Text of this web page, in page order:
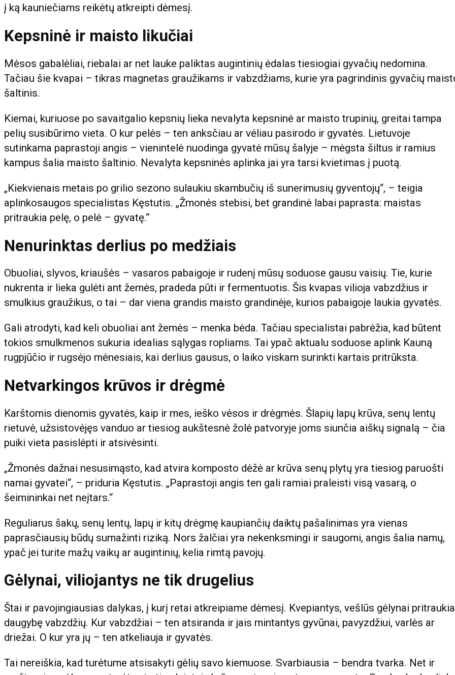
į ką kauniečiams reikėtų atkreipti dėmesį.
Kepsninė ir maisto likučiai
Mėsos gabalėliai, riebalai ar net lauke paliktas augintinių ėdalas tiesiogiai gyvačių nedomina.
Tačiau šie kvapai – tikras magnetas graužikams ir vabzdžiams, kurie yra pagrindinis gyvačių
šaltinis.
Kiemai, kuriuose po savaitgalio kepsnių lieka nevalyta kepsninė ar maisto trupinių, greitai tampa
pelių susibūrimo vieta. O kur pelės – ten anksčiau ar vėliau pasirodo ir gyvatės. Lietuvoje
sutinkama paprastoji angis – vienintelė nuodinga gyvatė mūsų šalyje – mėgsta šiltus ir ramius
kampus šalia maisto šaltinio. Nevalyta kepsninės aplinka jai yra tarsi kvietimas į puotą.
„Kiekvienais metais po grilio sezono sulaukiu skambučių iš sunerimusių gyventojų“, – teigia
aplinkosaugos specialistas Kęstutis. „Žmonės stebisi, bet grandinė labai paprasta: maistas
pritraukia pelę, o pelė – gyvatę.“
Nenurinktas derlius po medžiais
Obuoliai, slyvos, kriaušės – vasaros pabaigoje ir rudenį mūsų soduose gausu vaisių. Tie, kurie
nukrenta ir lieka gulėti ant žemės, pradeda pūti ir fermentuotis. Šis kvapas vilioja vabzdžius ir
smulkius graužikus, o tai – dar viena grandis maisto grandinėje, kurios pabaigoje laukia gyvatės.
Gali atrodyti, kad keli obuoliai ant žemės – menka bėda. Tačiau specialistai pabrėžia, kad būtent
tokios smulkmenos sukuria idealias sąlygas ropliams. Tai ypač aktualu soduose aplink Kauną
rugpjūčio ir rugsėjo mėnesiais, kai derlius gausus, o laiko viskam surinkti kartais pritrūksta.
Netvarkingos krūvos ir drėgmė
Karštomis dienomis gyvatės, kaip ir mes, ieško vėsos ir drėgmės. Šlapių lapų krūva, senų lentų
rietuvė, užsistovėjęs vanduo ar tiesiog aukštesnė žolė patvoryje joms siunčia aiškų signalą – čia
puiki vieta pasislėpti ir atsivėsinti.
„Žmonės dažnai nesusimąsto, kad atvira komposto dėžė ar krūva senų plytų yra tiesiog paruošti
namai gyvatei“, – priduria Kęstutis. „Paprastoji angis ten gali ramiai praleisti visą vasarą, o
šeimininkai net neįtars.“
Reguliarus šakų, senų lentų, lapų ir kitų drėgmę kaupiančių daiktų pašalinimas yra vienas
paprasčiausių būdų sumažinti riziką. Nors žalčiai yra nekenksmingi ir saugomi, angis šalia namų,
ypač jei turite mažų vaikų ar augintinių, kelia rimtą pavojų.
Gėlynai, viliojantys ne tik drugelius
Štai ir pavojingiausias dalykas, į kurį retai atkreipiame dėmesį. Kvepiantys, vešlūs gėlynai pritraukia
daugybę vabzdžių. Kur vabzdžiai – ten atsiranda ir jais mintantys gyvūnai, pavyzdžiui, varlės ar
driežai. O kur yra jų – ten atkeliauja ir gyvatės.
Tai nereiškia, kad turėtume atsisakyti gėlių savo kiemuose. Svarbiausia – bendra tvarka. Net ir